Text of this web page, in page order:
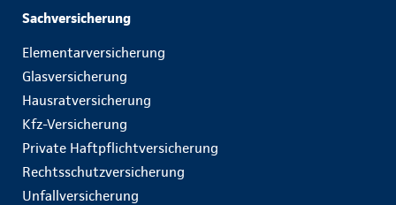
Sachversicherung
Elementarversicherung
Glasversicherung
Hausratversicherung
Kfz-Versicherung
Private Haftpflichtversicherung
Rechtsschutzversicherung
Unfallversicherung